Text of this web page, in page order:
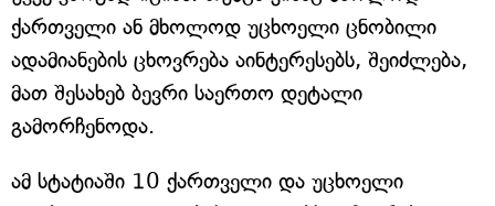
ქართველი ან მხოლოდ უცხოელი ცნობილი
ადამიანების ცხოვრება აინტერესებს, შეიძლება,
მათ შესახებ ბევრი საერთო დეტალი
გამორჩენოდა.
ამ სტატიაში 10 ქართველი და უცხოელი